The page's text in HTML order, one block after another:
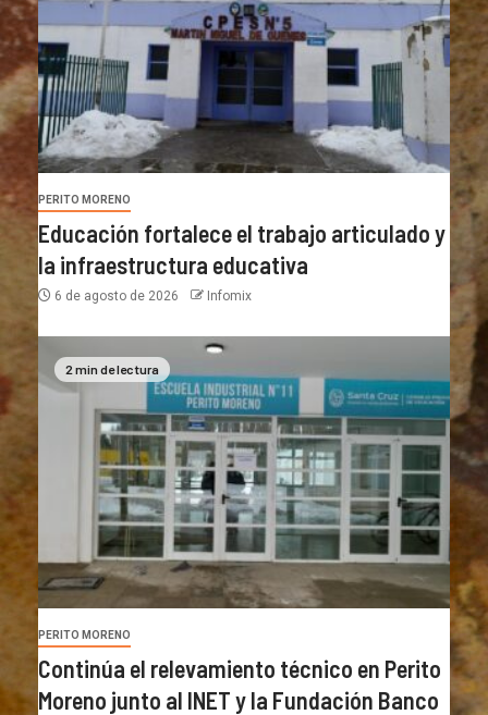
PERITO MORENO
Educación fortalece el trabajo articulado y
la infraestructura educativa
6 de agosto de 2026 Infomix
2 min de lectura
PERITO MORENO
Continúa el relevamiento técnico en Perito
Moreno junto al INET y la Fundación Banco